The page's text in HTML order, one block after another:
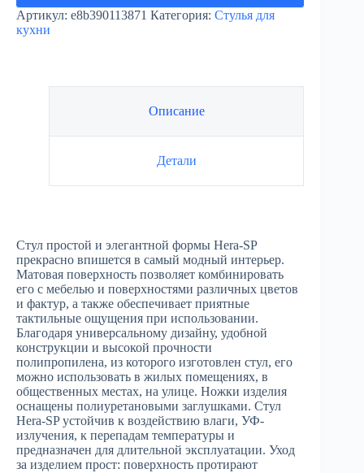
Артикул: e8b390113871 Категория: Стулья для
кухни
Описание
Детали
Стул простой и элегантной формы Hera-SP
прекрасно впишется в самый модный интерьер.
Матовая поверхность позволяет комбинировать
его с мебелью и поверхностями различных цветов
и фактур, а также обеспечивает приятные
тактильные ощущения при использовании.
Благодаря универсальному дизайну, удобной
конструкции и высокой прочности
полипропилена, из которого изготовлен стул, его
можно использовать в жилых помещениях, в
общественных местах, на улице. Ножки изделия
оснащены полиуретановыми заглушками. Стул
Hera-SP устойчив к воздействию влаги, УФ-
излучения, к перепадам температуры и
предназначен для длительной эксплуатации. Уход
за изделием прост: поверхность протирают